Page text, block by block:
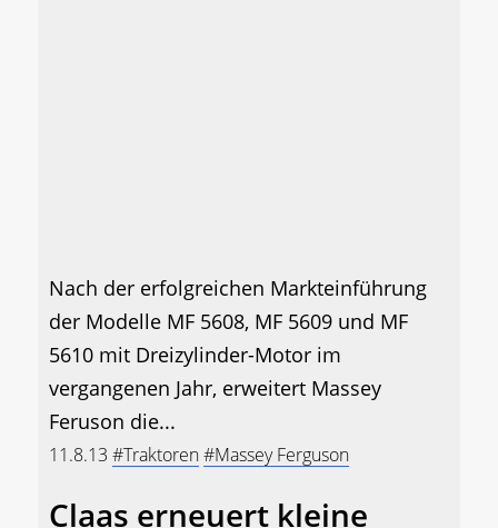
Nach der erfolgreichen Markteinführung
der Modelle MF 5608, MF 5609 und MF
5610 mit Dreizylinder-Motor im
vergangenen Jahr, erweitert Massey
Feruson die...
11.8.13 #Traktoren#Massey Ferguson
Claas erneuert kleine